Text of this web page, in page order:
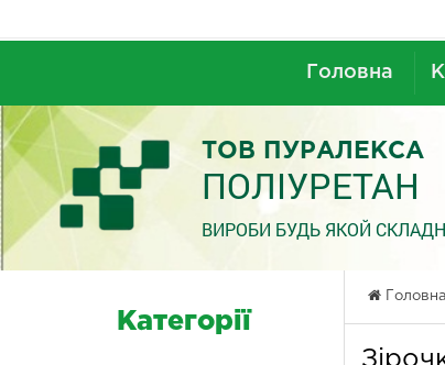
Головна
ТОВ ПУРАЛЕКСА
ПОЛІУРЕТАН
ВИРОБИ БУДЬ ЯКОЙ
Головна
Категорії